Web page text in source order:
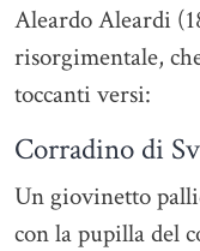
Aleardo Aleardi
risorgimentale,
toccanti versi:
Corradino di
Un giovinetto
con la pupilla del